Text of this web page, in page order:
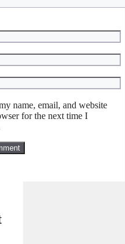
name, email, and website
for the next time I